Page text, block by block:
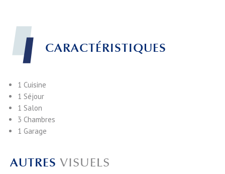
CARACTÉRISTIQUES
1 Cuisine
1 Séjour
1 Salon
3 Chambres
1 Garage
AUTRES VISUELS